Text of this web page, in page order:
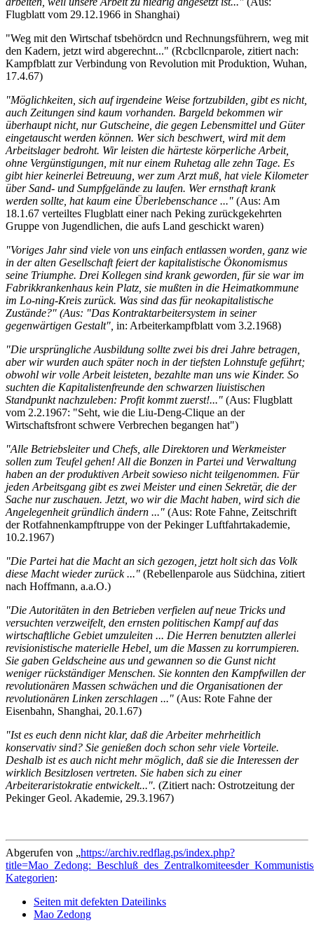
Flugblatt vom 29.12.1966 in Shanghai)
"Weg mit den Wirtschaf tsbehördcn und Rechnungsführern, weg mit
den Kadern, jetzt wird abgerechnt..." (Rcbcllcnparole, zitiert nach:
Kampfblatt zur Verbindung von Revolution mit Produktion, Wuhan,
17.4.67)
"Möglichkeiten, sich auf irgendeine Weise fortzubilden, gibt es nicht,
auch Zeitungen sind kaum vorhanden. Bargeld bekommen wir
überhaupt nicht, nur Gutscheine, die gegen Lebensmittel und Güter
eingetauscht werden können. Wer sich beschwert, wird mit dem
Arbeitslager bedroht. Wir leisten die härteste körperliche Arbeit,
ohne Vergünstigungen, mit nur einem Ruhetag alle zehn Tage. Es
gibt hier keinerlei Betreuung, wer zum Arzt muß, hat viele Kilometer
über Sand- und Sumpfgelände zu laufen. Wer ernsthaft krank
werden sollte, hat kaum eine Überlebenschance ..." (Aus: Am
18.1.67 verteiltes Flugblatt einer nach Peking zurückgekehrten
Gruppe von Jugendlichen, die aufs Land geschickt waren)
"Voriges Jahr sind viele von uns einfach entlassen worden, ganz wie
in der alten Gesellschaft feiert der kapitalistische Ökonomismus
seine Triumphe. Drei Kollegen sind krank geworden, für sie war im
Fabrikkrankenhaus kein Platz, sie mußten in die Heimatkommune
im Lo-ning-Kreis zurück. Was sind das für neokapitalistische
Zustände?" (Aus: "Das Kontraktarbeitersystem in seiner
gegenwärtigen Gestalt", in: Arbeiterkampfblatt vom 3.2.1968)
"Die ursprüngliche Ausbildung sollte zwei bis drei Jahre betragen,
aber wir wurden auch später noch in der tiefsten Lohnstufe geführt;
obwohl wir volle Arbeit leisteten, bezahlte man uns wie Kinder. So
suchten die Kapitalistenfreunde den schwarzen liuistischen
Standpunkt nachzuleben: Profit kommt zuerst!..." (Aus: Flugblatt
vom 2.2.1967: "Seht, wie die Liu-Deng-Clique an der
Wirtschaftsfront schwere Verbrechen begangen hat")
"Alle Betriebsleiter und Chefs, alle Direktoren und Werkmeister
sollen zum Teufel gehen! All die Bonzen in Partei und Verwaltung
haben an der produktiven Arbeit sowieso nicht teilgenommen. Für
jeden Arbeitsgang gibt es zwei Meister und einen Sekretär, die der
Sache nur zuschauen. Jetzt, wo wir die Macht haben, wird sich die
Angelegenheit gründlich ändern ..." (Aus: Rote Fahne, Zeitschrift
der Rotfahnenkampftruppe von der Pekinger Luftfahrtakademie,
10.2.1967)
"Die Partei hat die Macht an sich gezogen, jetzt holt sich das Volk
diese Macht wieder zurück ..." (Rebellenparole aus Südchina, zitiert
nach Hoffmann, a.a.O.)
"Die Autoritäten in den Betrieben verfielen auf neue Tricks und
versuchten verzweifelt, den ernsten politischen Kampf auf das
wirtschaftliche Gebiet umzuleiten ... Die Herren benutzten allerlei
revisionistische materielle Hebel, um die Massen zu korrumpieren.
Sie gaben Geldscheine aus und gewannen so die Gunst nicht
weniger rückständiger Menschen. Sie konnten den Kampfwillen der
revolutionären Massen schwächen und die Organisationen der
revolutionären Linken zerschlagen ..." (Aus: Rote Fahne der
Eisenbahn, Shanghai, 20.1.67)
"Ist es euch denn nicht klar, daß die Arbeiter mehrheitlich
konservativ sind? Sie genießen doch schon sehr viele Vorteile.
Deshalb ist es auch nicht mehr möglich, daß sie die Interessen der
wirklich Besitzlosen vertreten. Sie haben sich zu einer
Arbeiteraristokratie entwickelt...". (Zitiert nach: Ostrotzeitung der
Pekinger Geol. Akademie, 29.3.1967)
Abgerufen von „https://archiv.redflag.ps/index.php?
Kategorien:
Seiten mit defekten Dateilinks
Mao Zedong